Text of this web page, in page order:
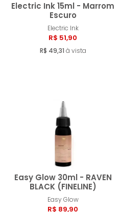
Electric Ink 15ml - Marrom
Escuro
Electric Ink
R$ 51,90
R$ 49,31 à vista
Easy Glow 30ml - RAVEN
BLACK (FINELINE)
Easy Glow
R$ 89,90